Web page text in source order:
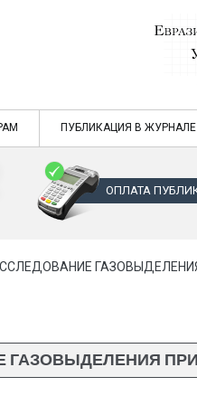
Евразийский
ПУБЛИКАЦИЯ В ЖУРНАЛЕ
ОПЛАТА
ГАЗОВЫДЕЛЕНИЯ